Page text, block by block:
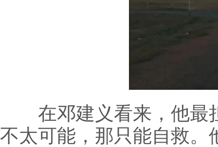
在邓建义看来，他最
不太可能，那只能自救。